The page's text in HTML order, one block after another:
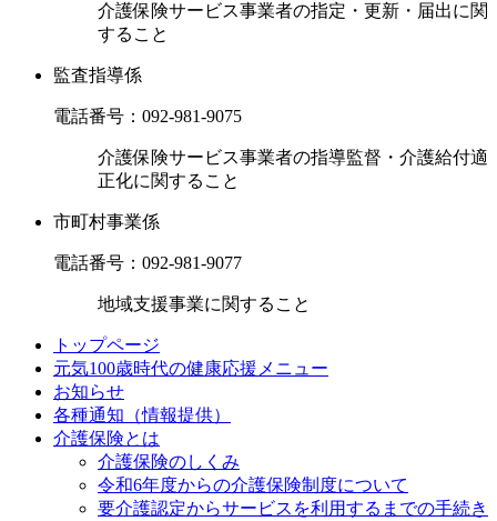
介護保険サービス事業者の指定・更新・届出に関
すること
監査指導係
電話番号： 092-981-9075
介護保険サービス事業者の指導監督・介護給付適
正化に関すること
市町村事業係
電話番号： 092-981-9077
地域支援事業に関すること
トップページ
元気100歳時代の健康応援メニュー
お知らせ
各種通知（情報提供）
介護保険とは
介護保険のしくみ
令和6年度からの介護保険制度について
要介護認定からサービスを利用するまでの⼿続き